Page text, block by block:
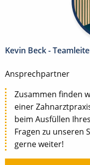
Kevin Beck -
Ansprechpartner
Zusammen finden
einer
beim Ausfüllen
Fragen zu unseren
gerne weiter!